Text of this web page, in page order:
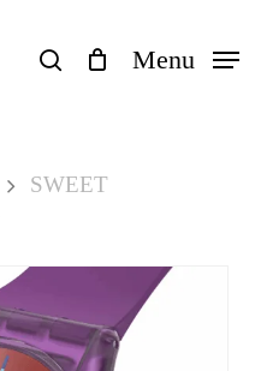
search MenuClose
Cart
SWEET